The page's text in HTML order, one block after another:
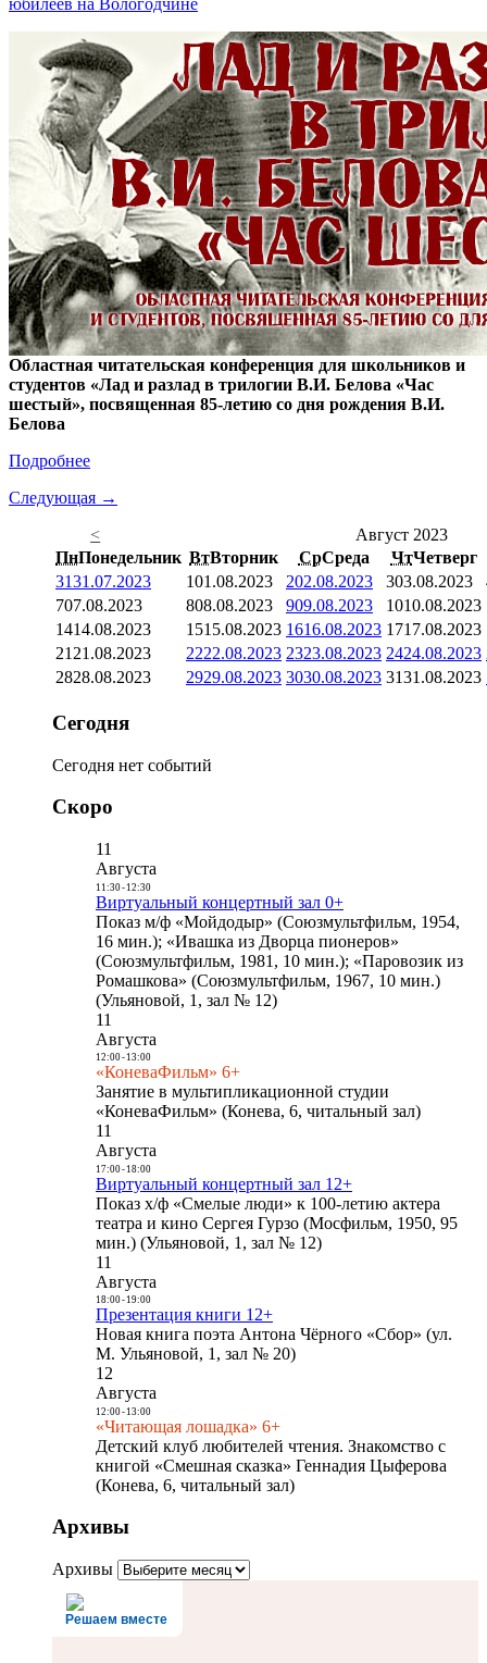
юбилеев на Вологодчине
Областная читательская конференция для школьников и
студентов «Лад и разлад в трилогии В.И. Белова «Час
шестый», посвященная 85-летию со дня рождения В.И.
Белова
Подробнее
Следующая →
<
Август 2023
ПнПонедельник ВтВторник СрСреда ЧтЧетверг
3131.07.2023 101.08.2023 202.08.2023 303.08.2023
707.08.2023 808.08.2023 909.08.2023 1010.08.2023
1414.08.2023 1515.08.2023 1616.08.2023 1717.08.2023
21 21.08.2023 2222.08.2023 2323.08.2023 2424.08.2023
2828.08.2023 2929.08.2023 3030.08.2023 3131.08.2023
Сегодня
Сегодня нет событий
Скоро
11
Августа
11:30- 12:30
Виртуальный концертный зал 0+
Показ м/ф «Мойдодыр» (Союзмультфильм, 1954,
16 мин.); «Ивашка из Дворца пионеров»
(Союзмультфильм, 1981, 10 мин.); «Паровозик из
Ромашкова» (Союзмультфильм, 1967, 10 мин.)
(Ульяновой, 1, зал № 12)
11
Августа
12:00- 13:00
«КоневаФильм» 6+
Занятие в мультипликационной студии
«КоневаФильм» (Конева, 6, читальный зал)
11
Августа
17:00- 18:00
Виртуальный концертный зал 12+
Показ х/ф «Смелые люди» к 100-летию актера
театра и кино Сергея Гурзо (Мосфильм, 1950, 95
мин.) (Ульяновой, 1, зал № 12)
11
Августа
18:00- 19:00
Презентация книги 12+
Новая книга поэта Антона Чёрного «Сбор» (ул.
М. Ульяновой, 1, зал № 20)
12
Августа
12:00- 13:00
«Читающая лошадка» 6+
Детский клуб любителей чтения. Знакомство с
книгой «Смешная сказка» Геннадия Цыферова
(Конева, 6, читальный зал)
Архивы
Архивы
Решаем вместе